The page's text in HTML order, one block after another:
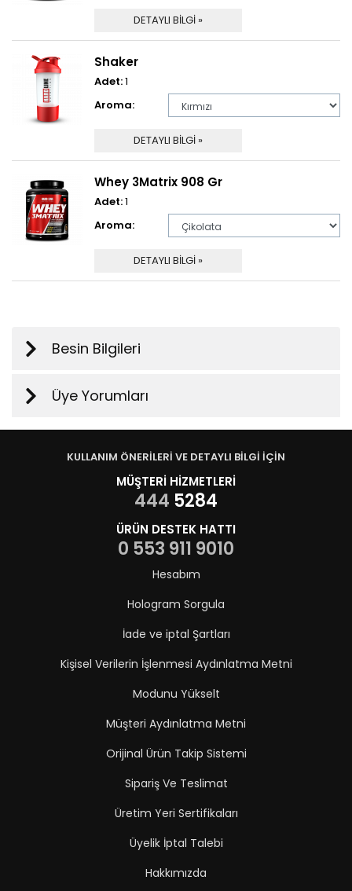
DETAYLI BİLGİ »
Shaker
Adet:1
Aroma:
DETAYLI BİLGİ »
Whey 3Matrix 908 Gr
Adet:1
Aroma:
DETAYLI BİLGİ »
Besin Bilgileri
Üye Yorumları
KULLANIM ÖNERİLERİ VE DETAYLI BİLGİ İÇİN
MÜŞTERİ HİZMETLERİ
444 5284
ÜRÜN DESTEK HATTI
0 553 911 9010
Hesabım
Hologram Sorgula
İade ve iptal Şartları
Kişisel Verilerin İşlenmesi Aydınlatma Metni
Modunu Yükselt
Müşteri Aydınlatma Metni
Orijinal Ürün Takip Sistemi
Sipariş Ve Teslimat
Üretim Yeri Sertifikaları
Üyelik İptal Talebi
Hakkımızda